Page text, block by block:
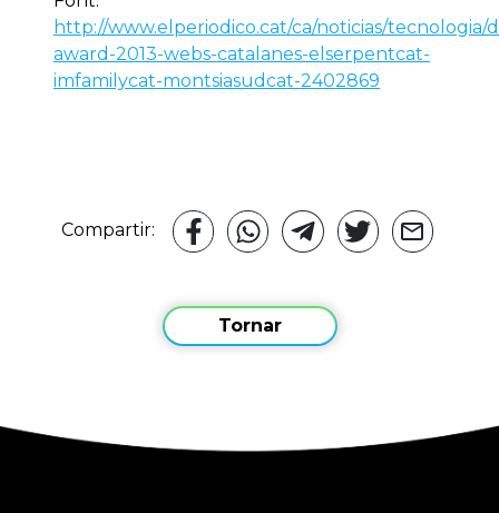
http://www.elperiodico.cat/ca/noticias/tecnologia/
award-2013-webs-catalanes-elserpentcat-
imfamilycat-montsiasudcat-2402869
Compartir:
Tornar